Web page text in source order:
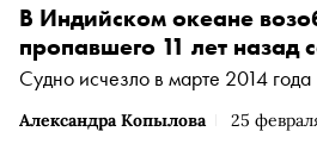
Александра Копылова 25
В Индийском океане
пропавшего 11 лет назад
Судно исчезло в марте 2014 года